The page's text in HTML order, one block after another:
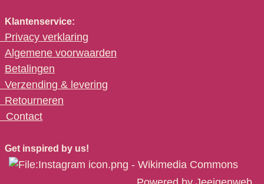
Klantenservice:
Privacy verklaring
Algemene voorwaarden
Betalingen
Verzending & levering
Retourneren
Contact
Get inspired by us!